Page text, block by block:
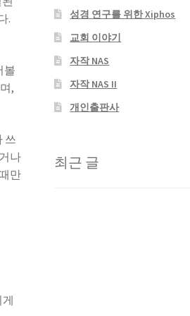
.
볼
,
쓰
나
만
성경 연구를 위한 Xiphos
교회 이야기
자작 NAS
자작 NAS II
개인출판사
최근 글